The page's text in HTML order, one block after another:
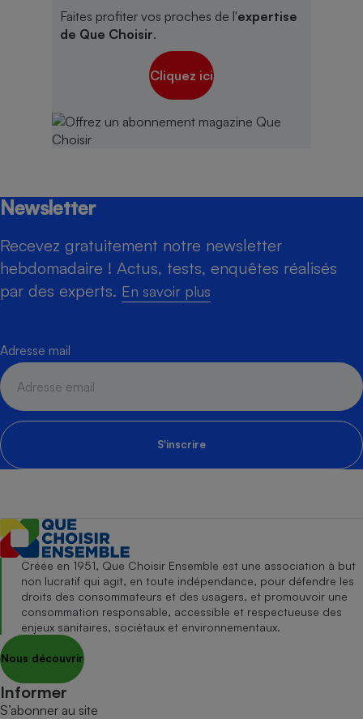
Faites profiter vos proches de l'expertise
de Que Choisir.
Cliquez ici
Newsletter
Recevez gratuitement notre newsletter
hebdomadaire ! Actus, tests, enquêtes réalisés
par des experts. En savoir plus
Adresse mail
S'inscrire
Créée en 1951, Que Choisir Ensemble est une association à but
non lucratif qui agit, en toute indépendance, pour défendre les
droits des consommateurs et des usagers, et promouvoir une
consommation responsable, accessible et respectueuse des
enjeux sanitaires, sociétaux et environnementaux.
Nous découvrir
Informer
S’abonner au site